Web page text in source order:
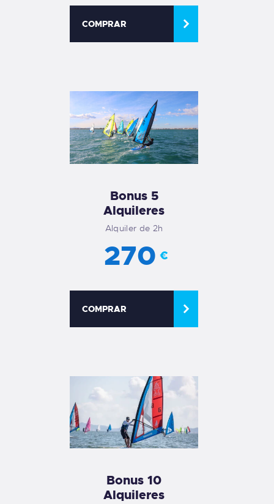
COMPRAR
Bonus 5
Alquileres
Alquiler de 2h
270 €
COMPRAR
Bonus 10
Alquileres